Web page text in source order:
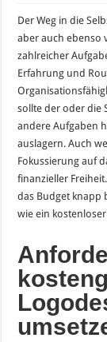
Der Weg in die
aber auch ebenso
zahlreicher
Erfahrung und
sollte der oder die
andere Aufgaben
auslagern. Auch
Fokussierung auf
finanzieller
das Budget knapp
wie ein
kosteng